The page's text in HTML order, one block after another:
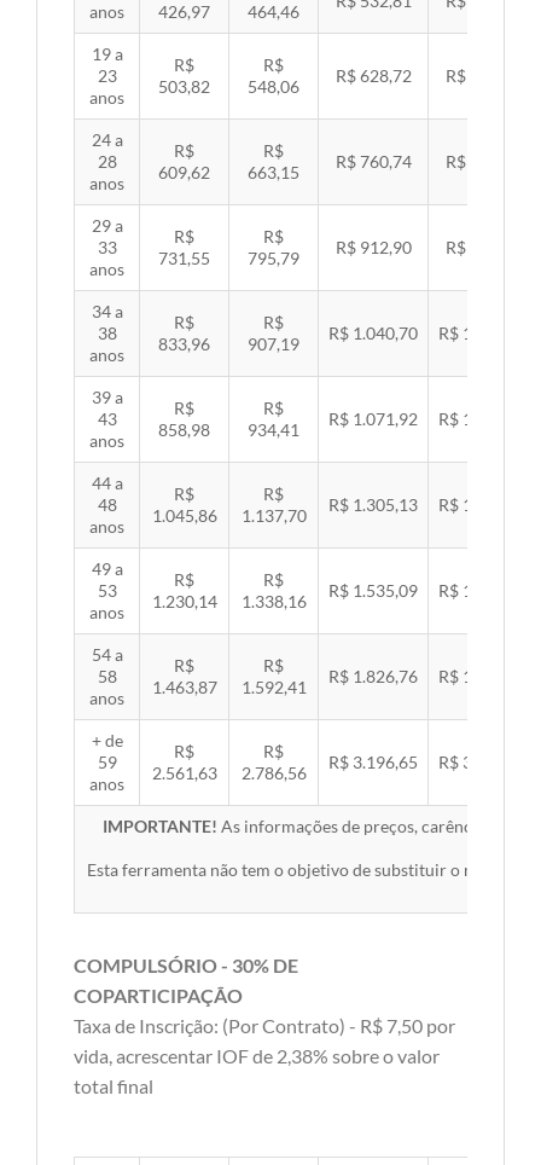
anos 426,97 464,46
19 a
23
anos
R$
503,82
R$
548,06
R$ 628,72 R$ 647,89
24 a
28
anos
R$
609,62
R$
663,15
R$ 760,74 R$ 783,94
29 a
33
anos
R$
731,55
R$
795,79
R$ 912,90 R$ 940,74
34 a
38
anos
R$
833,96
R$
907,19
R$ 1.040,70 R$ 1.072,43
39 a
43
anos
R$
858,98
R$
934,41
R$ 1.071,92 R$ 1.104,60
44 a
48
anos
R$
1.045,86
R$
1.137,70
R$ 1.305,13 R$ 1.344,92
49 a
53
anos
R$
1.230,14
R$
1.338,16
R$ 1.535,09 R$ 1.581,89
54 a
58
anos
R$
1.463,87
R$
1.592,41
R$ 1.826,76 R$ 1.882,45
+ de
59
anos
R$
2.561,63
R$
2.786,56
R$ 3.196,65 R$ 3.294,10
IMPORTANTE! As informações de preços, carências,
Esta ferramenta não tem o objetivo de substituir o material
COMPULSÓRIO - 30% DE
COPARTICIPAÇÃO
Taxa de Inscrição: (Por Contrato) - R$ 7,50 por
vida, acrescentar IOF de 2,38% sobre o valor
total final